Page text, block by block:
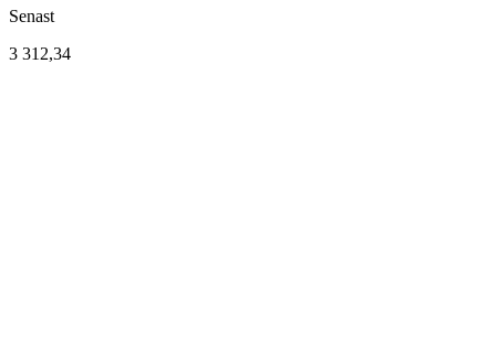
Senast
3 312,34